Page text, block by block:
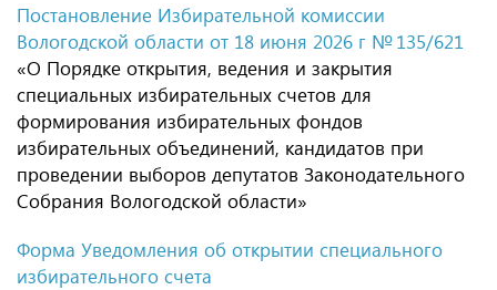
Постановление Избирательной комиссии
Вологодской области от 18 июня 2026 г № 135/621
«О Порядке открытия, ведения и закрытия
специальных избирательных счетов для
формирования избирательных фондов
избирательных объединений, кандидатов при
проведении выборов депутатов Законодательного
Собрания Вологодской области»
Форма Уведомления об открытии специального
избирательного счета